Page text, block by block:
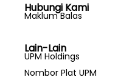
Hubungi Kami
Maklum Balas
Lain-Lain
UPM Holdings
Nombor Plat UPM